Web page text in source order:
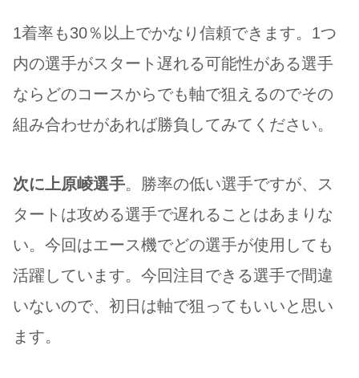
1着率も30％以上でかなり信頼できます。1つ
内の選手がスタート遅れる可能性がある選手
ならどのコースからでも軸で狙えるのでその
組み合わせがあれば勝負してみてください。
次に上原崚選手。勝率の低い選手ですが、ス
タートは攻める選手で遅れることはあまりな
い。今回はエース機でどの選手が使用しても
活躍しています。今回注目できる選手で間違
いないので、初日は軸で狙ってもいいと思い
ます。